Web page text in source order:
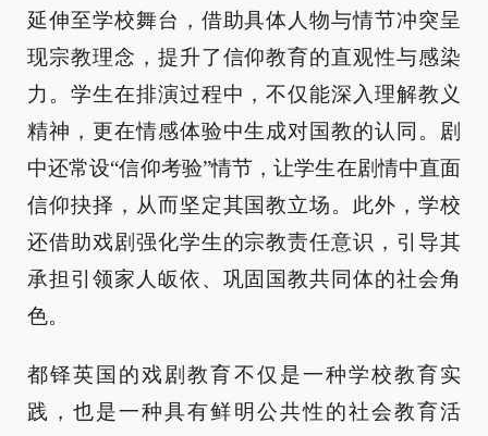
延伸至学校舞台，借助具体人物与情节冲突呈
现宗教理念，提升了信仰教育的直观性与感染
力。学生在排演过程中，不仅能深入理解教义
精神，更在情感体验中生成对国教的认同。剧
中还常设“信仰考验”情节，让学生在剧情中直面
信仰抉择，从而坚定其国教立场。此外，学校
还借助戏剧强化学生的宗教责任意识，引导其
承担引领家人皈依、巩固国教共同体的社会角
色。
都铎英国的戏剧教育不仅是一种学校教育实
践，也是一种具有鲜明公共性的社会教育活